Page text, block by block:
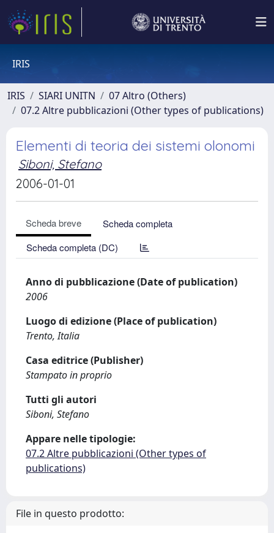
IRIS
IRIS SIARI UNITN
07 Altro (Others)
07.2 Altre pubblicazioni (Other types of publications)
Elementi di teoria dei sistemi olonomi
Siboni, Stefano
2006-01-01
Scheda breve
Scheda completa
Scheda completa (DC)
Anno di pubblicazione (Date of publication)
2006
Luogo di edizione (Place of publication)
Trento, Italia
Casa editrice (Publisher)
Stampato in proprio
Tutti gli autori
Siboni, Stefano
Appare nelle tipologie:
07.2 Altre pubblicazioni (Other types of
publications)
File in questo prodotto: